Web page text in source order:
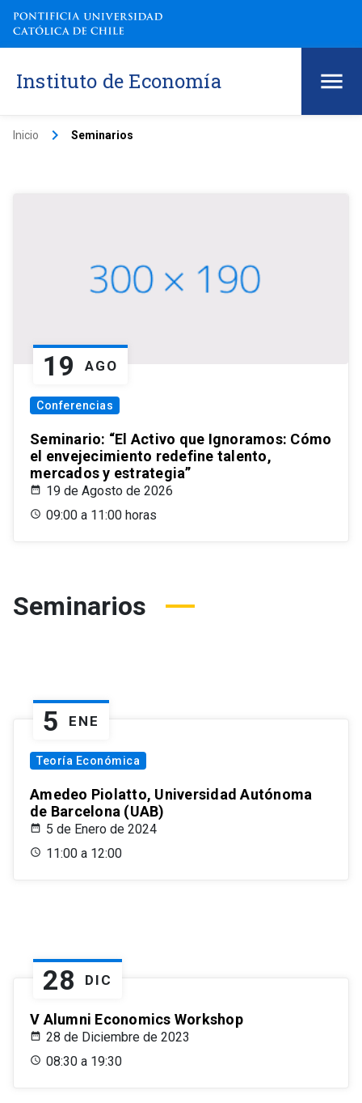
Instituto de Economía
Inicio keyboard_arrow_right Seminarios
19 AGO
Conferencias
Seminario: “El Activo que Ignoramos: Cómo
el envejecimiento redefine talento,
mercados y estrategia”
19 de Agosto de 2026
09:00 a 11:00 horas
Seminarios
5 ENE
Teoría Económica
Amedeo Piolatto, Universidad Autónoma
de Barcelona (UAB)
5 de Enero de 2024
11:00 a 12:00
28 DIC
V Alumni Economics Workshop
28 de Diciembre de 2023
08:30 a 19:30